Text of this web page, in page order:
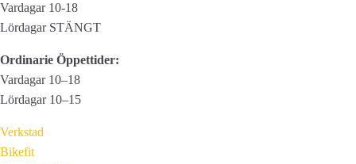
Vardagar 10-18
Lördagar STÄNGT
Ordinarie Öppettider:
Vardagar 10–18
Lördagar 10–15
Verkstad
Bikefit